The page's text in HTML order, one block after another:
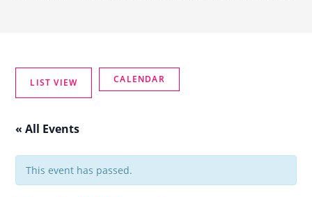
« All Events
This event has passed.